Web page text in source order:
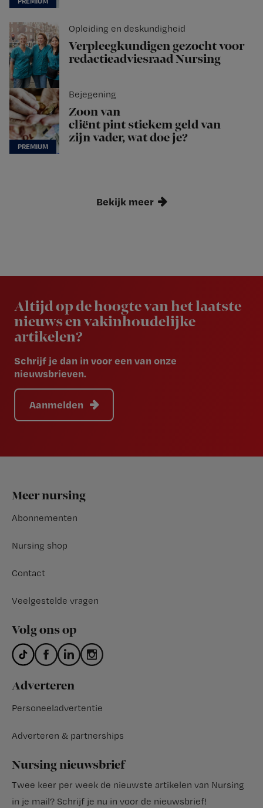
Opleiding en deskundigheid
Verpleegkundigen gezocht voor
redactieadviesraad Nursing
Bejegening
Zoon van
cliënt pint stiekem geld van
zijn vader, wat doe je?
Bekijk meer
Altijd op de hoogte van het laatste
nieuws en vakinhoudelijke
artikelen?
Schrijf je dan in voor een van onze
nieuwsbrieven.
Aanmelden
Footer
Meer nursing
Abonnementen
Nursing shop
Contact
Veelgestelde vragen
Volg ons op
Adverteren
Personeeladvertentie
Adverteren & partnerships
Nursing nieuwsbrief
Twee keer per week de nieuwste artikelen van Nursing
in je mail? Schrijf je nu in voor de nieuwsbrief!